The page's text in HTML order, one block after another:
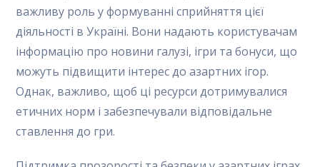
важливу роль у формуванні сприйняття цієї
діяльності в Україні. Вони надають користувачам
інформацію про новини галузі, ігри та бонуси, що
можуть підвищити інтерес до азартних ігор.
Однак, важливо, щоб ці ресурси дотримувалися
етичних норм і забезпечували відповідальне
ставлення до гри.